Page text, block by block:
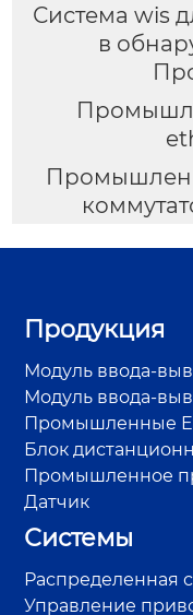
Система wis
в
Продукция
Модуль ввода-
Модуль ввода-
Промышленные
Блок
Промышленное
Датчик
Системы
Распределенная
Управление